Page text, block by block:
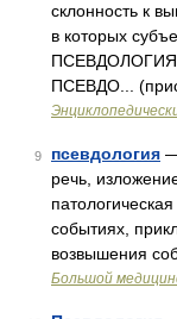
склонность к
в которых
ПСЕВДОЛОГИЯ
ПСЕВДО...
9 псевдология
речь,
событиях,
возвышения
Большой